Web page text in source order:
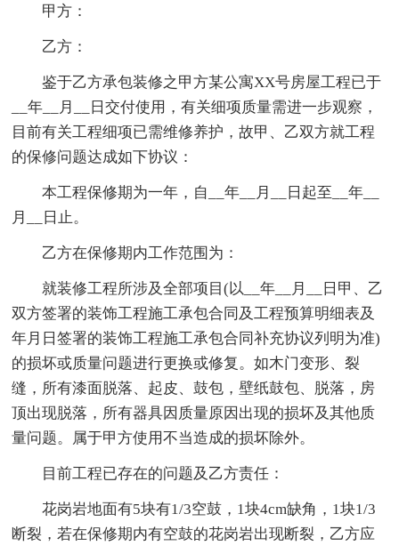
甲方：
乙方：
鉴于乙方承包装修之甲方某公寓XX号房屋工程已于
__年__月__日交付使用，有关细项质量需进一步观察，
目前有关工程细项已需维修养护，故甲、乙双方就工程
的保修问题达成如下协议：
本工程保修期为一年，自__年__月__日起至__年__
月__日止。
乙方在保修期内工作范围为：
就装修工程所涉及全部项目(以__年__月__日甲、乙
双方签署的装饰工程施工承包合同及工程预算明细表及
年月日签署的装饰工程施工承包合同补充协议列明为准)
的损坏或质量问题进行更换或修复。如木门变形、裂
缝，所有漆面脱落、起皮、鼓包，壁纸鼓包、脱落，房
顶出现脱落，所有器具因质量原因出现的损坏及其他质
量问题。属于甲方使用不当造成的损坏除外。
目前工程已存在的问题及乙方责任：
花岗岩地面有5块有1/3空鼓，1块4cm缺角，1块1/3
断裂，若在保修期内有空鼓的花岗岩出现断裂，乙方应